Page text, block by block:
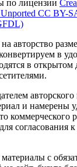
по лицензии
CC BY-
авторство
в
в открытом
и намерены
коммерческого
согласования
с